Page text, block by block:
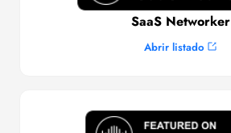
SaaS Networker
Abrir listado